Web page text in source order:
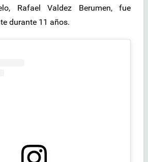
Rafael Valdez Berumen, fue
durante 11 años.